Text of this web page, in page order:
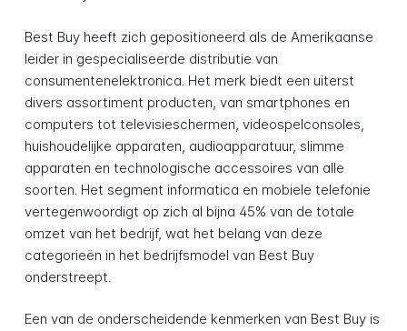
Best Buy heeft zich gepositioneerd als de Amerikaanse
leider in gespecialiseerde distributie van
consumentenelektronica. Het merk biedt een uiterst
divers assortiment producten, van smartphones en
computers tot televisieschermen, videospelconsoles,
huishoudelijke apparaten, audioapparatuur, slimme
apparaten en technologische accessoires van alle
soorten. Het segment informatica en mobiele telefonie
vertegenwoordigt op zich al bijna 45% van de totale
omzet van het bedrijf, wat het belang van deze
categorieën in het bedrijfsmodel van Best Buy
onderstreept.
Een van de onderscheidende kenmerken van Best Buy is